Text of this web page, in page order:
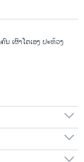
ນ ເຜົາໂຕເອງ ປະທ້ວງ